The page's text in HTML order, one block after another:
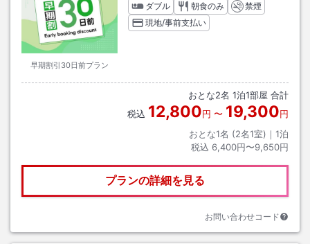
早期割引30日前プラン
ダブル
朝食のみ
禁煙
現地/事前支払い
おとな2名 1泊1部屋 合計
税込 12,800円 〜 19,300円
おとな1名 (2名1室)｜ 1泊
税込 6,400円〜9,650円
プランの詳細を見る
お問い合わせコード